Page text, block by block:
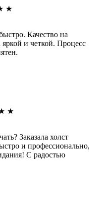
★
Качество на
и четкой. Процесс
★
Заказала холст
и профессионально,
С радостью